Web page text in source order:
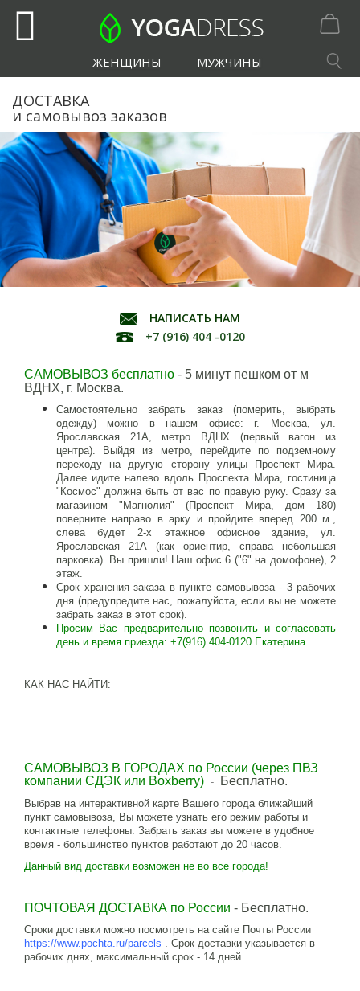
ЖЕНЩИНЫ МУЖЧИНЫ
ДОСТАВКА
и самовывоз заказов
НАПИСАТЬ НАМ
+7 (916) 404 -0120
САМОВЫВОЗ бесплатно - 5 минут пешком от м
ВДНХ, г. Москва.
Самостоятельно забрать заказ (померить, выбрать
одежду) можно в нашем офисе: г. Москва, ул.
Ярославская 21А, метро ВДНХ (первый вагон из
центра). Выйдя из метро, перейдите по подземному
переходу на другую сторону улицы Проспект Мира.
Далее идите налево вдоль Проспекта Мира, гостиница
"Космос" должна быть от вас по правую руку. Сразу за
магазином "Магнолия" (Проспект Мира, дом 180)
поверните направо в арку и пройдите вперед 200 м.,
слева будет 2-х этажное офисное здание, ул.
Ярославская 21А (как ориентир, справа небольшая
парковка). Вы пришли! Наш офис 6 ("6" на домофоне), 2
этаж.
Срок хранения заказа в пункте самовывоза - 3 рабочих
дня (предупредите нас, пожалуйста, если вы не можете
забрать заказ в этот срок).
Просим Вас предварительно позвонить и согласовать
день и время приезда: +7(916) 404-0120 Екатерина.
КАК НАС НАЙТИ:
САМОВЫВОЗ В ГОРОДАХ по России (через ПВЗ
компании СДЭК или Boxberry) - Бесплатно.
Выбрав на интерактивной карте Вашего города ближайший
пункт самовывоза, Вы можете узнать его режим работы и
контактные телефоны. Забрать заказ вы можете в удобное
время - большинство пунктов работают до 20 часов.
Данный вид доставки возможен не во все города!
ПОЧТОВАЯ ДОСТАВКА по России - Бесплатно.
Сроки доставки можно посмотреть на сайте Почты России
https://www.pochta.ru/parcels . Срок доставки указывается в
рабочих днях, максимальный срок - 14 дней